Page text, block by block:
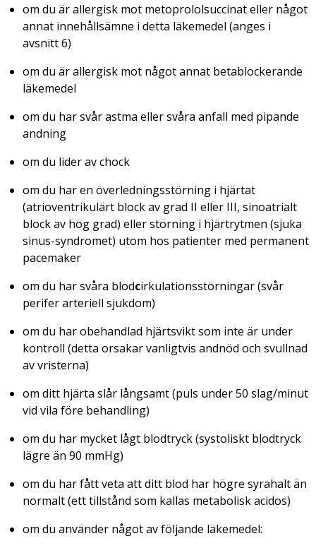
om du är allergisk mot metoprololsuccinat eller något
annat innehållsämne i detta läkemedel (anges i
avsnitt 6)
om du är allergisk mot något annat betablockerande
läkemedel
om du har svår astma eller svåra anfall med pipande
andning
om du lider av chock
om du har en överledningsstörning i hjärtat
(atrioventrikulärt block av grad II eller III, sinoatrialt
block av hög grad) eller störning i hjärtrytmen (sjuka
sinus-syndromet) utom hos patienter med permanent
pacemaker
om du har svåra blodcirkulationsstörningar (svår
perifer arteriell sjukdom)
om du har obehandlad hjärtsvikt som inte är under
kontroll (detta orsakar vanligtvis andnöd och svullnad
av vristerna)
om ditt hjärta slår långsamt (puls under 50 slag/minut
vid vila före behandling)
om du har mycket lågt blodtryck (systoliskt blodtryck
lägre än 90 mmHg)
om du har fått veta att ditt blod har högre syrahalt än
normalt (ett tillstånd som kallas metabolisk acidos)
om du använder något av följande läkemedel: